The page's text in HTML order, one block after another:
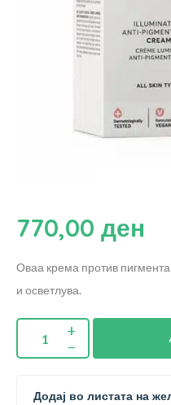
770,00 ден
Оваа крема против
и осветлува.
Додај во листата на